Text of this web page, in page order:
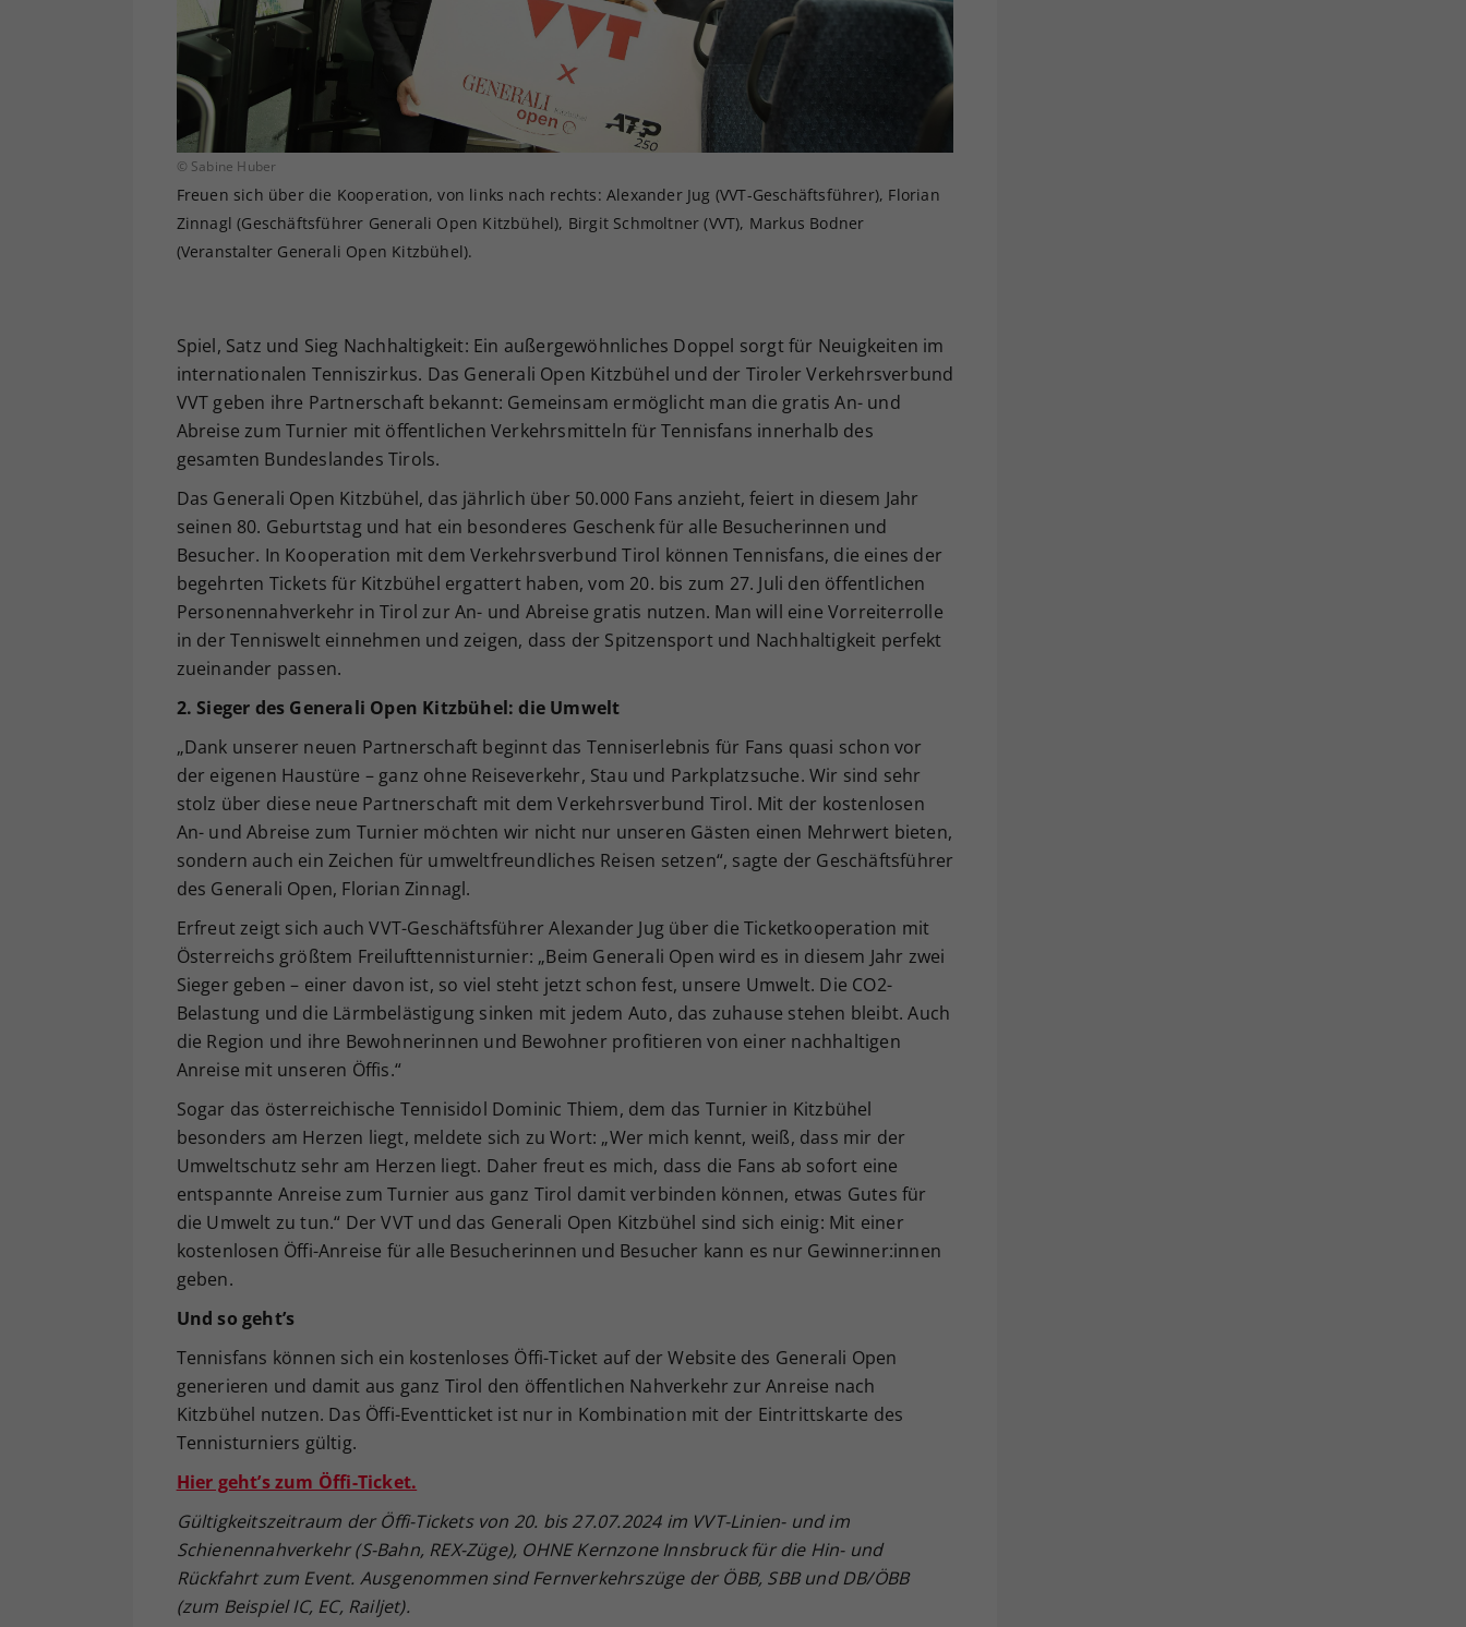
© Sabine Huber
Freuen sich über die Kooperation, von links nach rechts: Alexander Jug (VVT-Geschäftsführer), Florian
Zinnagl (Geschäftsführer Generali Open Kitzbühel), Birgit Schmoltner (VVT), Markus Bodner
(Veranstalter Generali Open Kitzbühel).
Spiel, Satz und Sieg Nachhaltigkeit: Ein außergewöhnliches Doppel sorgt für Neuigkeiten im
internationalen Tenniszirkus. Das Generali Open Kitzbühel und der Tiroler Verkehrsverbund
VVT geben ihre Partnerschaft bekannt: Gemeinsam ermöglicht man die gratis An- und
Abreise zum Turnier mit öffentlichen Verkehrsmitteln für Tennisfans innerhalb des
gesamten Bundeslandes Tirols.
Das Generali Open Kitzbühel, das jährlich über 50.000 Fans anzieht, feiert in diesem Jahr
seinen 80. Geburtstag und hat ein besonderes Geschenk für alle Besucherinnen und
Besucher. In Kooperation mit dem Verkehrsverbund Tirol können Tennisfans, die eines der
begehrten Tickets für Kitzbühel ergattert haben, vom 20. bis zum 27. Juli den öffentlichen
Personennahverkehr in Tirol zur An- und Abreise gratis nutzen. Man will eine Vorreiterrolle
in der Tenniswelt einnehmen und zeigen, dass der Spitzensport und Nachhaltigkeit perfekt
zueinander passen.
2. Sieger des Generali Open Kitzbühel: die Umwelt
„Dank unserer neuen Partnerschaft beginnt das Tenniserlebnis für Fans quasi schon vor
der eigenen Haustüre – ganz ohne Reiseverkehr, Stau und Parkplatzsuche. Wir sind sehr
stolz über diese neue Partnerschaft mit dem Verkehrsverbund Tirol. Mit der kostenlosen
An- und Abreise zum Turnier möchten wir nicht nur unseren Gästen einen Mehrwert bieten,
sondern auch ein Zeichen für umweltfreundliches Reisen setzen“, sagte der Geschäftsführer
des Generali Open, Florian Zinnagl.
Erfreut zeigt sich auch VVT-Geschäftsführer Alexander Jug über die Ticketkooperation mit
Österreichs größtem Freilufttennisturnier: „Beim Generali Open wird es in diesem Jahr zwei
Sieger geben – einer davon ist, so viel steht jetzt schon fest, unsere Umwelt. Die CO2-
Belastung und die Lärmbelästigung sinken mit jedem Auto, das zuhause stehen bleibt. Auch
die Region und ihre Bewohnerinnen und Bewohner profitieren von einer nachhaltigen
Anreise mit unseren Öffis.“
Sogar das österreichische Tennisidol Dominic Thiem, dem das Turnier in Kitzbühel
besonders am Herzen liegt, meldete sich zu Wort: „Wer mich kennt, weiß, dass mir der
Umweltschutz sehr am Herzen liegt. Daher freut es mich, dass die Fans ab sofort eine
entspannte Anreise zum Turnier aus ganz Tirol damit verbinden können, etwas Gutes für
die Umwelt zu tun.“ Der VVT und das Generali Open Kitzbühel sind sich einig: Mit einer
kostenlosen Öffi-Anreise für alle Besucherinnen und Besucher kann es nur Gewinner:innen
geben.
Und so geht’s
Tennisfans können sich ein kostenloses Öffi-Ticket auf der Website des Generali Open
generieren und damit aus ganz Tirol den öffentlichen Nahverkehr zur Anreise nach
Kitzbühel nutzen. Das Öffi-Eventticket ist nur in Kombination mit der Eintrittskarte des
Tennisturniers gültig.
Hier geht’s zum Öffi-Ticket.
Gültigkeitszeitraum der Öffi-Tickets von 20. bis 27.07.2024 im VVT-Linien- und im
Schienennahverkehr (S-Bahn, REX-Züge), OHNE Kernzone Innsbruck für die Hin- und
Rückfahrt zum Event. Ausgenommen sind Fernverkehrszüge der ÖBB, SBB und DB/ÖBB
(zum Beispiel IC, EC, Railjet).
Ihrer vorgenommen Einstellungen, falls der
Webseiten-Betreiber dies eingestellt hat.